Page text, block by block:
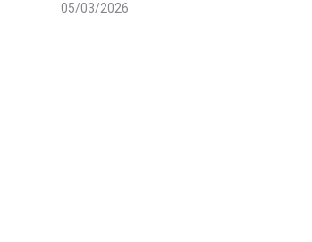
05/03/2026